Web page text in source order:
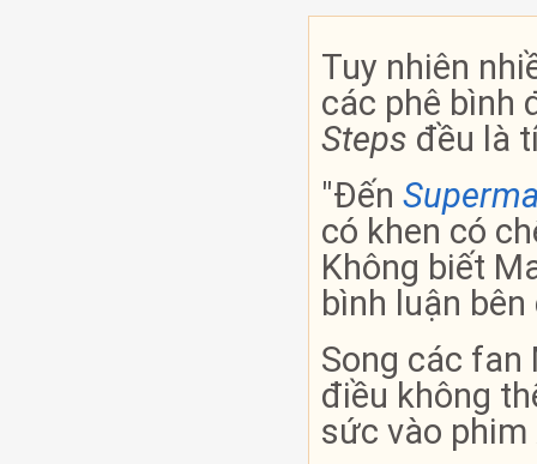
Tuy nhiên
các phê bình
Steps đều là
"Đến
có khen có
Không biết
bình luận
Song các fan
điều không
sức vào phim